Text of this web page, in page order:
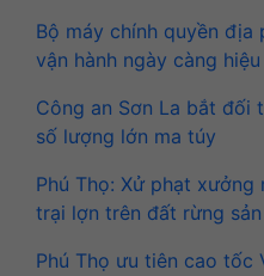
Bộ máy chính quyền địa
vận hành ngày càng
Công an Sơn La bắt đối
số lượng lớn ma túy
Phú Thọ: Xử phạt
trại lợn trên đất rừng
Phú Thọ ưu tiên cao tốc